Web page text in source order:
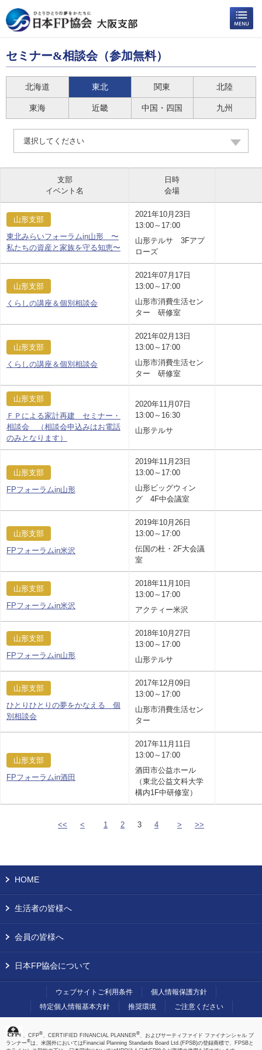
セミナー&相談会（参加無料）
北海道 東北 関東 北陸
東海 近畿 中国・四国 九州
選択してください
支部
イベント名
日時
会場
山形支部
東北みらいフォーラムin山形 〜
私たちの資産と家族を守る知恵〜
2021年10月23日
13:00～17:00
山形テルサ 3Fアプ
ローズ
山形支部
くらしの講座＆個別相談会
2021年07月17日
13:00～17:00
山形市消費生活セン
ター 研修室
山形支部
くらしの講座＆個別相談会
2021年02月13日
13:00～17:00
山形市消費生活セン
ター 研修室
山形支部
ＦＰによる家計再建 セミナー・
相談会 （相談会申込みはお電話
のみとなります）
2020年11月07日
13:00～16:30
山形テルサ
山形支部
FPフォーラムin山形
2019年11月23日
13:00～17:00
山形ビッグウィン
グ 4F中会議室
山形支部
FPフォーラムin米沢
2019年10月26日
13:00～17:00
伝国の杜・2F大会議
室
山形支部
FPフォーラムin米沢
2018年11月10日
13:00～17:00
アクティー米沢
山形支部
FPフォーラムin山形
2018年10月27日
13:00～17:00
山形テルサ
山形支部
ひとりひとりの夢をかなえる 個
別相談会
2017年12月09日
13:00～17:00
山形市消費生活セン
ター
山形支部
FPフォーラムin酒田
2017年11月11日
13:00～17:00
酒田市公益ホール
（東北公益文科大学
構内1F中研修室）
<< < 1 2 3 4 > >>
HOME
生活者の皆様へ
会員の皆様へ
日本FP協会について
ウェブサイトご利用条件
個人情報保護方針
特定個人情報基本方針
推奨環境 ご注意ください
、CFP®、CERTIFIED FINANCIAL PLANNER®、およびサーティファイド ファイナンシャル プ
ランナー®は、米国外においてはFinancial Planning Standards Board Ltd.(FPSB)の登録商標で、FPSBと